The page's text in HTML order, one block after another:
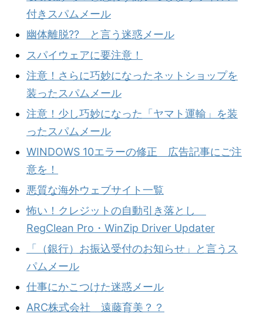
付きスパムメール
幽体離脱?? と言う迷惑メール
スパイウェアに要注意！
注意！さらに巧妙になったネットショップを
装ったスパムメール
注意！少し巧妙になった「ヤマト運輸」を装
ったスパムメール
WINDOWS 10エラーの修正 広告記事にご注
意を！
悪質な海外ウェブサイト一覧
怖い！クレジットの自動引き落とし
RegClean Pro・WinZip Driver Updater
「（銀行）お振込受付のお知らせ」と言うス
パムメール
仕事にかこつけた迷惑メール
ARC株式会社 遠藤育美？？